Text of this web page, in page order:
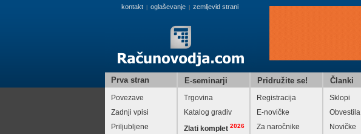
kontakt oglaševanje zemljevid strani
Prva stran E-seminarji Pridružite se! Članki
Povezave
Zadnji vpisi
Priljubljene
Trgovina
Katalog gradiv
Zlati komplet 2026
Registracija
E-novičke
Za naročnike
Sklopi
Obvestila
Novičke